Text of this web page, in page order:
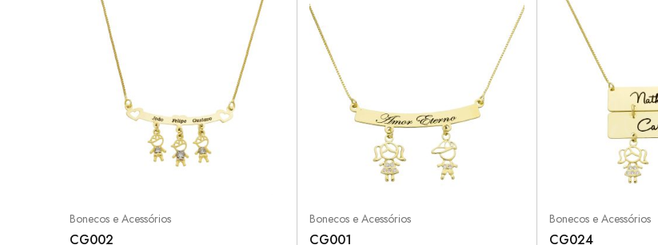
Bonecos e Acessórios
CG002
Bonecos e Acessórios
CG001
Bonecos e Acessórios
CG024